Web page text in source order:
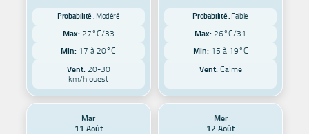
Probabilité : Modéré
Max: 27°C/33
Min: 17 à 20°C
Vent:20-30
km/h ouest
Probabilité : Faible
Max: 26°C/31
Min: 15 à 19°C
Vent:Calme
Mar
11 Août
Mer
12 Août